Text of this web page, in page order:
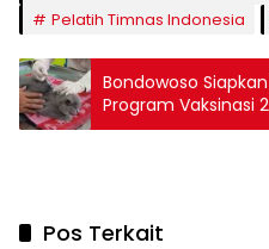
Pelatih Timnas Indonesia
Bondowoso Siapkan
Program Vaksinasi
Puskeswan
Pos Terkait